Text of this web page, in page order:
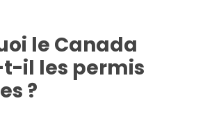
le Canada
il les permis
?